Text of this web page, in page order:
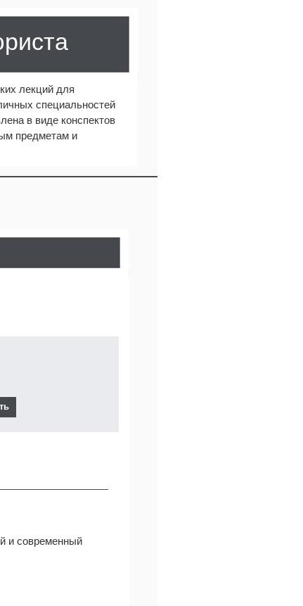
лекций для
специальностей
в виде конспектов
предметам и
и современный